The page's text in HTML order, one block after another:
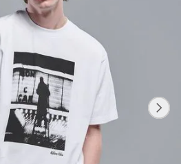
1 48